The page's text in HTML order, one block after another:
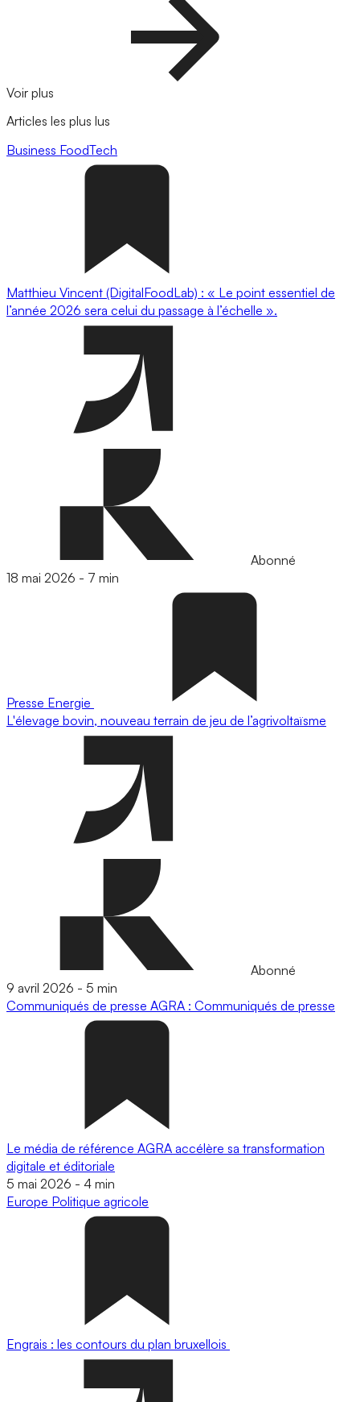
Voir plus
Articles les plus lus
Business FoodTech
Matthieu Vincent (DigitalFoodLab) : « Le point essentiel de
l’année 2026 sera celui du passage à l’échelle ».
Abonné
18 mai 2026 - 7 min
Presse Energie
L'élevage bovin, nouveau terrain de jeu de l’agrivoltaïsme
Abonné
9 avril 2026 - 5 min
Communiqués de presse AGRA : Communiqués de presse
Le média de référence AGRA accélère sa transformation
digitale et éditoriale
5 mai 2026 - 4 min
Europe Politique agricole
Engrais : les contours du plan bruxellois